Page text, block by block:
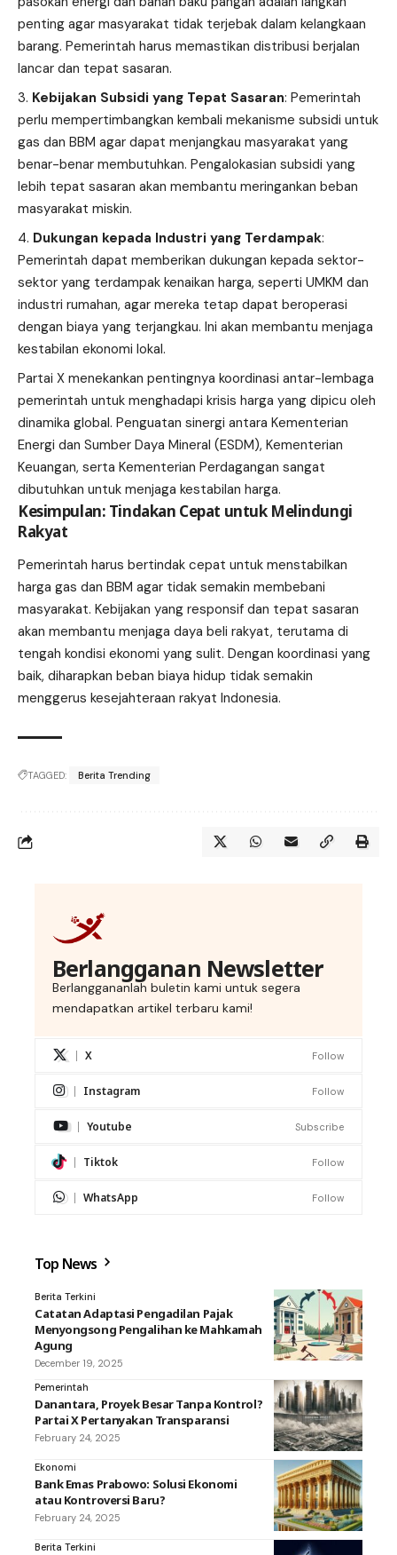
penting agar masyarakat tidak terjebak dalam kelangkaan
barang. Pemerintah harus memastikan distribusi berjalan
lancar dan tepat sasaran.
Kebijakan Subsidi yang Tepat Sasaran: Pemerintah
perlu mempertimbangkan kembali mekanisme subsidi untuk
gas dan BBM agar dapat menjangkau masyarakat yang
benar-benar membutuhkan. Pengalokasian subsidi yang
lebih tepat sasaran akan membantu meringankan beban
masyarakat miskin.
Dukungan kepada Industri yang Terdampak:
Pemerintah dapat memberikan dukungan kepada sektor-
sektor yang terdampak kenaikan harga, seperti UMKM dan
industri rumahan, agar mereka tetap dapat beroperasi
dengan biaya yang terjangkau. Ini akan membantu menjaga
kestabilan ekonomi lokal.
Partai X menekankan pentingnya koordinasi antar-lembaga
pemerintah untuk menghadapi krisis harga yang dipicu oleh
dinamika global. Penguatan sinergi antara Kementerian
Energi dan Sumber Daya Mineral (ESDM), Kementerian
Keuangan, serta Kementerian Perdagangan sangat
dibutuhkan untuk menjaga kestabilan harga.
Kesimpulan: Tindakan Cepat untuk Melindungi
Rakyat
Pemerintah harus bertindak cepat untuk menstabilkan
harga gas dan BBM agar tidak semakin membebani
masyarakat. Kebijakan yang responsif dan tepat sasaran
akan membantu menjaga daya beli rakyat, terutama di
tengah kondisi ekonomi yang sulit. Dengan koordinasi yang
baik, diharapkan beban biaya hidup tidak semakin
menggerus kesejahteraan rakyat Indonesia.
TAGGED: Berita Trending
Berlangganan Newsletter
Berlanggananlah buletin kami untuk segera
mendapatkan artikel terbaru kami!
X Follow
Instagram Follow
Youtube Subscribe
Tiktok Follow
WhatsApp Follow
Top News
Berita Terkini
Catatan Adaptasi Pengadilan Pajak
Menyongsong Pengalihan ke Mahkamah
Agung
December 19, 2025
Pemerintah
Danantara, Proyek Besar Tanpa Kontrol?
Partai X Pertanyakan Transparansi
February 24, 2025
Ekonomi
Bank Emas Prabowo: Solusi Ekonomi
atau Kontroversi Baru?
February 24, 2025
Berita Terkini